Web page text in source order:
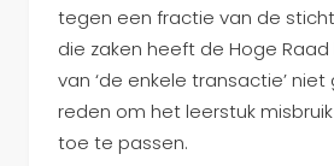
tegen een fractie van de
die zaken heeft de Hoge
van ‘de enkele transactie’ niet
reden om het leerstuk
toe te passen.